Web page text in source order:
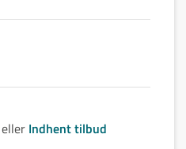
eller Indhent tilbud